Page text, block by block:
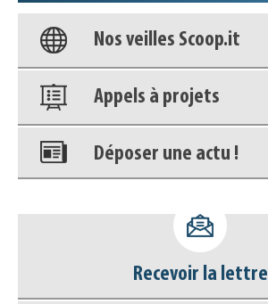
Nos veilles Scoop.it
Appels à projets
Déposer une actu !
déconnecter)
Base documentaire
Recevoir la lettre